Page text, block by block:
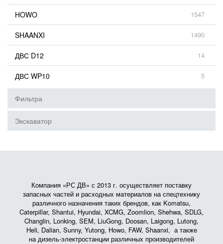
HOWO 1547
SHAANXI 1490
ДВС D12 14
ДВС WP10 5
Фильтра
Экскаватор
Компания «РС ДВ» с 2013 г. осуществляет поставку
запасных частей и расходных материалов на спецтехнику
различного назначения таких брендов, как Komatsu,
Caterpillar, Shantui, Hyundai, XCMG, Zoomlion, Shehwa, SDLG,
Changlin, Lonking, SEM, LiuGong, Doosan, Laigong, Lutong,
Heli, Dalian, Sunny, Yutong, Howo, FAW, Shaanxi, а также
на дизель-электростанции различных производителей